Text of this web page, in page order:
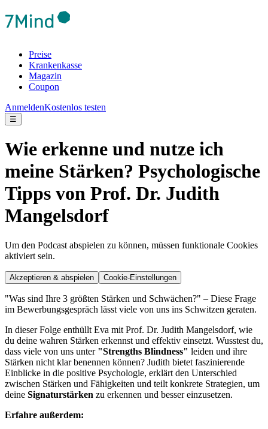
Preise
Krankenkasse
Magazin
Coupon
AnmeldenKostenlos testen
☰
Wie erkenne und nutze ich
meine Stärken? Psychologische
Tipps von Prof. Dr. Judith
Mangelsdorf
Um den Podcast abspielen zu können, müssen funktionale Cookies
aktiviert sein.
Akzeptieren & abspielen Cookie-Einstellungen
"Was sind Ihre 3 größten Stärken und Schwächen?" – Diese Frage
im Bewerbungsgespräch lässt viele von uns ins Schwitzen geraten.
In dieser Folge enthüllt Eva mit Prof. Dr. Judith Mangelsdorf, wie
du deine wahren Stärken erkennst und effektiv einsetzt. Wusstest du,
dass viele von uns unter "Strengths Blindness" leiden und ihre
Stärken nicht klar benennen können? Judith bietet faszinierende
Einblicke in die positive Psychologie, erklärt den Unterschied
zwischen Stärken und Fähigkeiten und teilt konkrete Strategien, um
deine Signaturstärken zu erkennen und besser einzusetzen.
Erfahre außerdem: